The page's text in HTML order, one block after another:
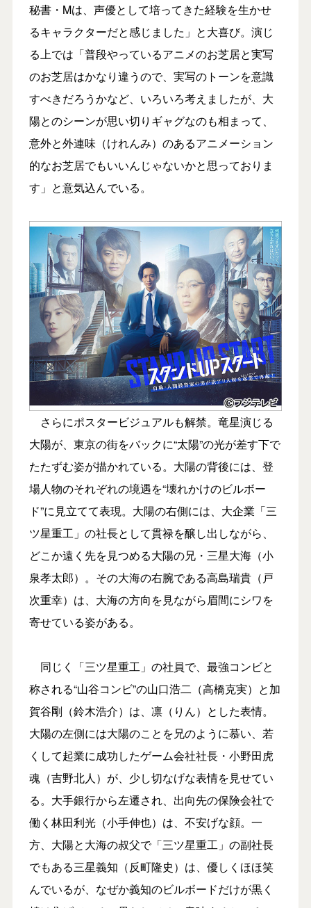
秘書・Mは、声優として培ってきた経験を生かせ
るキャラクターだと感じました」と大喜び。演じ
る上では「普段やっているアニメのお芝居と実写
のお芝居はかなり違うので、実写のトーンを意識
すべきだろうかなど、いろいろ考えましたが、大
陽とのシーンが思い切りギャグなのも相まって、
意外と外連味（けれんみ）のあるアニメーション
的なお芝居でもいいんじゃないかと思っておりま
す」と意気込んでいる。
さらにポスタービジュアルも解禁。竜星演じる
大陽が、東京の街をバックに“太陽”の光が差す下で
たたずむ姿が描かれている。大陽の背後には、登
場人物のそれぞれの境遇を“壊れかけのビルボー
ド”に見立てて表現。大陽の右側には、大企業「三
ツ星重工」の社長として貫禄を醸し出しながら、
どこか遠く先を見つめる大陽の兄・三星大海（小
泉孝太郎）。その大海の右腕である高島瑞貴（戸
次重幸）は、大海の方向を見ながら眉間にシワを
寄せている姿がある。
同じく「三ツ星重工」の社員で、最強コンビと
称される“山谷コンビ”の山口浩二（高橋克実）と加
賀谷剛（鈴木浩介）は、凛（りん）とした表情。
大陽の左側には大陽のことを兄のように慕い、若
くして起業に成功したゲーム会社社長・小野田虎
魂（吉野北人）が、少し切なげな表情を見せてい
る。大手銀行から左遷され、出向先の保険会社で
働く林田利光（小手伸也）は、不安げな顔。一
方、大陽と大海の叔父で「三ツ星重工」の副社長
でもある三星義知（反町隆史）は、優しくほほ笑
んでいるが、なぜか義知のビルボードだけが黒く